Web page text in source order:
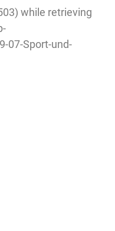
while retrieving
07-Sport-und-